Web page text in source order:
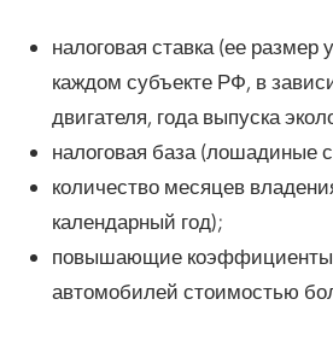
налоговая ставка (ее размер
каждом субъекте РФ, в
двигателя, года выпуска
налоговая база (лошадиные
количество месяцев
календарный год);
повышающие коэффициенты
автомобилей стоимостью